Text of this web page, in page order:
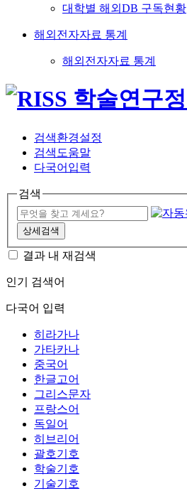
대학별 해외DB 구독현황
해외전자자료 통계
해외전자자료 통계
검색환경설정
검색도움말
다국어입력
검색
상세검색
결과 내 재검색
인기 검색어
다국어 입력
히라가나
가타카나
중국어
한글고어
그리스문자
프랑스어
독일어
히브리어
괄호기호
학술기호
기술기호